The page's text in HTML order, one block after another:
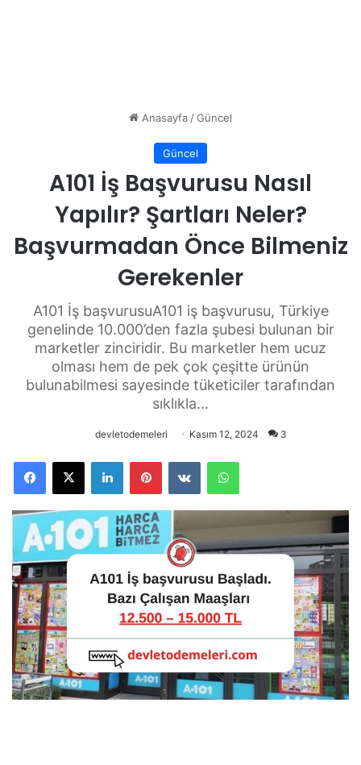
Anasayfa/Güncel
Güncel
A101 İş Başvurusu Nasıl
Yapılır? Şartları Neler?
Başvurmadan Önce Bilmeniz
Gerekenler
A101 İş başvurusuA101 iş başvurusu, Türkiye
genelinde 10.000’den fazla şubesi bulunan bir
marketler zinciridir. Bu marketler hem ucuz
olması hem de pek çok çeşitte ürünün
bulunabilmesi sayesinde tüketiciler tarafından
sıklıkla...
devletodemeleri Kasım 12, 2024 3